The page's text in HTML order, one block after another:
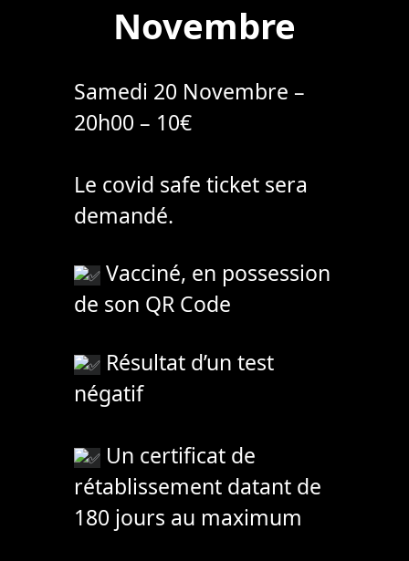
Novembre
Samedi 20 Novembre –
20h00 – 10€
Le covid safe ticket sera
demandé.
Vacciné, en possession
de son QR Code
Résultat d’un test
négatif
Un certificat de
rétablissement datant de
180 jours au maximum